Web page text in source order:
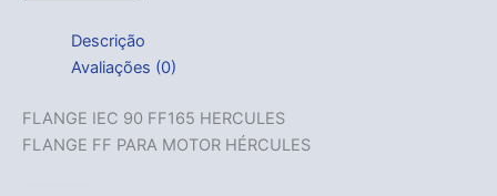
Descrição
Avaliações (0)
FLANGE IEC 90 FF165 HERCULES
FLANGE FF PARA MOTOR HÉRCULES